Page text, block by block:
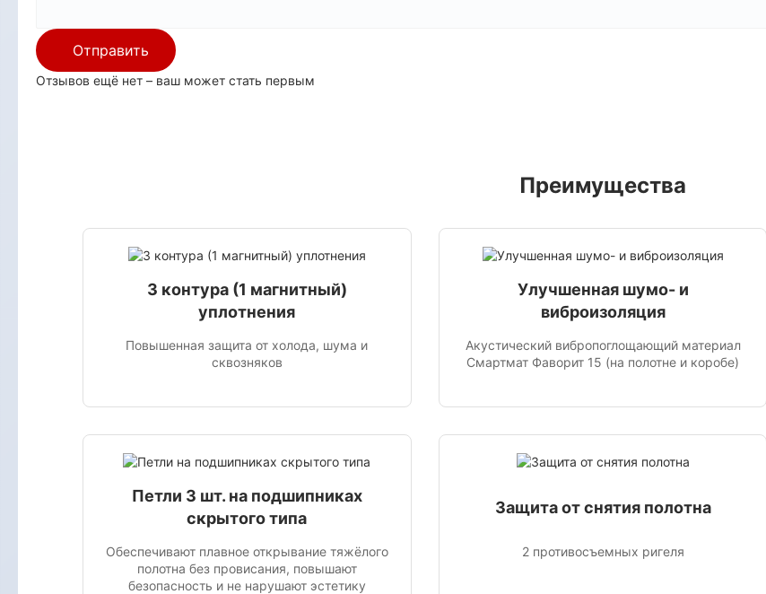
Отправить
Отзывов ещё нет – ваш может стать первым
Преимущества
3 контура (1 магнитный)
уплотнения
Повышенная защита от холода, шума и
сквозняков
Улучшенная шумо- и
виброизоляция
Акустический вибропоглощающий материал
Смартмат Фаворит 15 (на полотне и коробе)
Петли 3 шт. на подшипниках
скрытого типа
Обеспечивают плавное открывание тяжёлого
полотна без провисания, повышают
безопасность и не нарушают эстетику
Защита от снятия полотна
2 противосъемных ригеля